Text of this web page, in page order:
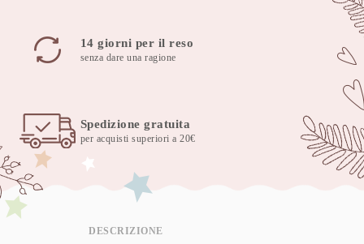
14 giorni per il reso
senza dare una ragione
Spedizione gratuita
per acquisti superiori a 20€
DESCRIZIONE